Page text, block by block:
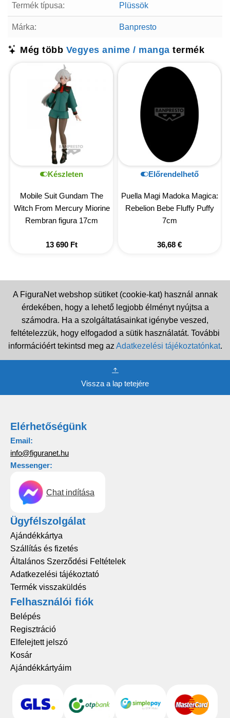
Termék típusa: Plüssök
Márka: Banpresto
Még több Vegyes anime / manga termék
Készleten
Mobile Suit Gundam The
Witch From Mercury Miorine
Rembran figura 17cm
13 690 Ft
Előrendelhető
Puella Magi Madoka Magica:
Rebelion Bebe Fluffy Puffy
7cm
36,68 €
A FiguraNet webshop sütiket (cookie-kat) használ annak
érdekében, hogy a lehető legjobb élményt nyújtsa a
számodra. Ha a szolgáltatásainkat igénybe veszed,
feltételezzük, hogy elfogadod a sütik használatát. További
információért tekintsd meg az Adatkezelési tájékoztatónkat.
Vissza a lap tetejére
Elérhetőségünk
Email:
info@figuranet.hu
Messenger:
Chat indítása
Ügyfélszolgálat
Ajándékkártya
Szállítás és fizetés
Általános Szerződési Feltételek
Adatkezelési tájékoztató
Termék visszaküldés
Felhasználói fiók
Belépés
Regisztráció
Elfelejtett jelszó
Kosár
Ajándékkártyáim